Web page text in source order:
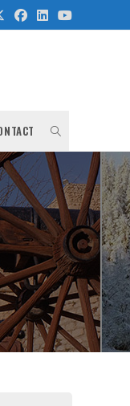
TOGGLE
WEBSITE
SEARCH